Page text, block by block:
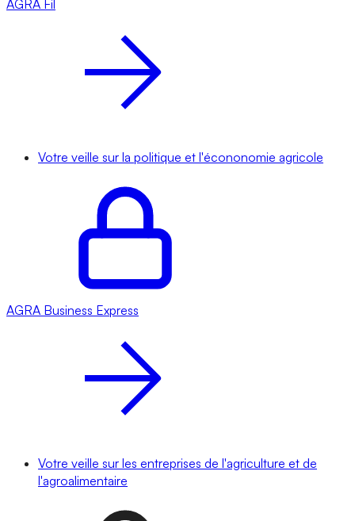
AGRA Fil
Votre veille sur la politique et l'écononomie agricole
AGRA Business Express
Votre veille sur les entreprises de l'agriculture et de
l'agroalimentaire